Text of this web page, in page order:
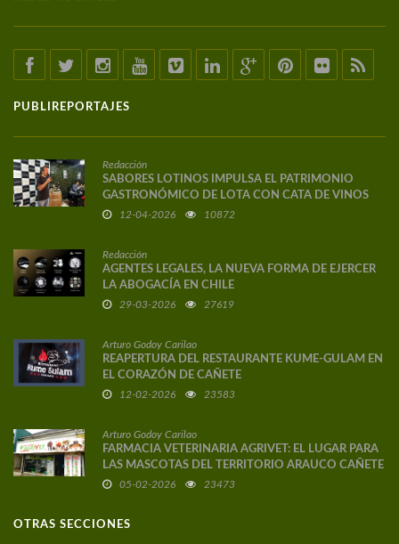
PUBLIREPORTAJES
Redacción
SABORES LOTINOS IMPULSA EL PATRIMONIO
GASTRONÓMICO DE LOTA CON CATA DE VINOS
DE AUTOR
12-04-2026 10872
Redacción
AGENTES LEGALES, LA NUEVA FORMA DE EJERCER
LA ABOGACÍA EN CHILE
29-03-2026 27619
Arturo Godoy Carilao
REAPERTURA DEL RESTAURANTE KUME-GULAM EN
EL CORAZÓN DE CAÑETE
12-02-2026 23583
Arturo Godoy Carilao
FARMACIA VETERINARIA AGRIVET: EL LUGAR PARA
LAS MASCOTAS DEL TERRITORIO ARAUCO CAÑETE
05-02-2026 23473
OTRAS SECCIONES